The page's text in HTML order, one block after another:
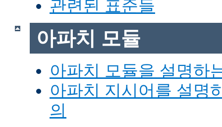
관련된 표준들
아파치 모듈
아파치 모듈을 설명하
아파치 지시어를 설명
의